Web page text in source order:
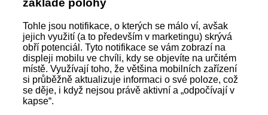
základě polohy
Tohle jsou notifikace, o kterých se málo ví, avšak
jejich využití (a to především v marketingu) skrývá
obří potenciál. Tyto notifikace se vám zobrazí na
displeji mobilu ve chvíli, kdy se objevíte na určitém
místě. Využívají toho, že většina mobilních zařízení
si průběžně aktualizuje informaci o své poloze, což
se děje, i když nejsou právě aktivní a „odpočívají v
kapse“.